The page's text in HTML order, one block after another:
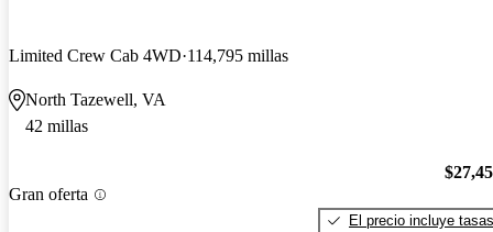
Limited Crew Cab 4WD 114,795 millas
North Tazewell, VA
42 millas
Gran oferta
El precio incluye tasas